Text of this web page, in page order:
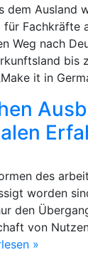
dem Ausland
Fachkräfte
Weg nach
bis
it in
des
worden
den
von
»